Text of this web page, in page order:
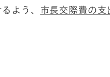
よう、 市長交際費の支